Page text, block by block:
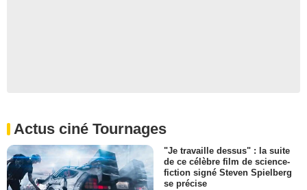
Actus ciné Tournages
"Je travaille dessus" : la suite
de ce célèbre film de science-
fiction signé Steven Spielberg
se précise